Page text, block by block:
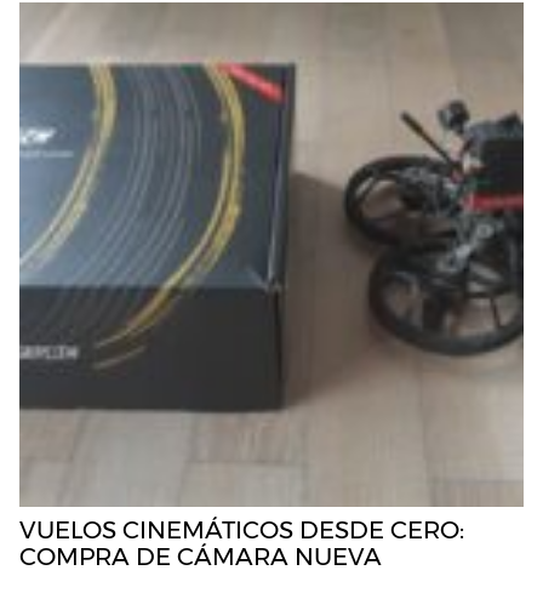
VUELOS CINEMÁTICOS DESDE CERO:
COMPRA DE CÁMARA NUEVA